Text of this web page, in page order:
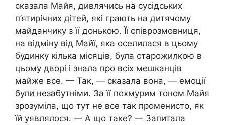
сказала Майя, дивлячись на сусідських
п’ятирічних дітей, які грають на дитячому
майданчику з її донькою. Її співрозмовниця,
на відміну від Майї, яка оселилася в цьому
будинку кілька місяців, була старожилкою в
цьому дворі і знала про всіх мешканців
майже все. — Так, — сказала вона, — емоції
були незабутніми. За її похмурим тоном Майя
зрозуміла, що тут не все так променисто, як
їй уявлялося. — А що таке? — Запитала